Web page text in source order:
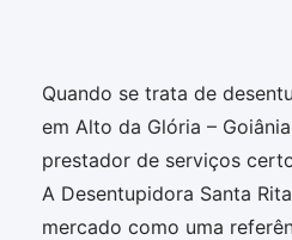
Quando se trata de
em Alto da Glória –
prestador de serviços
A Desentupidora Santa
mercado como uma